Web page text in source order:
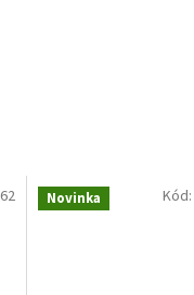
Novinka Kód: